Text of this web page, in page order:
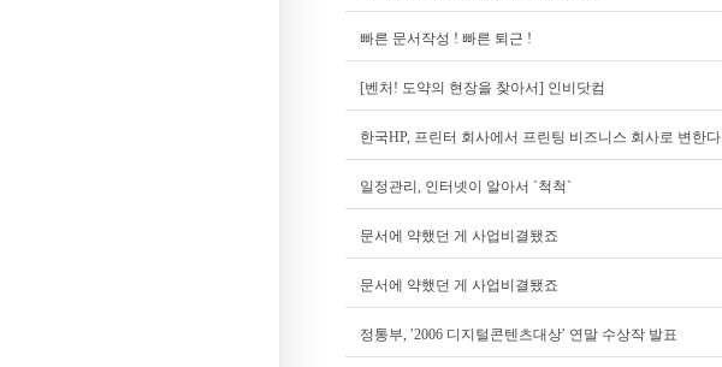
빠른 문서작성 ! 빠른 퇴근 !
[벤처! 도약의 현장을 찾아서] 인비닷컴
한국HP, 프린터 회사에서 프린팅 비즈니스 회사로 변한다
일정관리, 인터넷이 알아서 `척척`
문서에 약했던 게 사업비결됐죠
문서에 약했던 게 사업비결됐죠
정통부, ′2006 디지털콘텐츠대상′ 연말 수상작 발표